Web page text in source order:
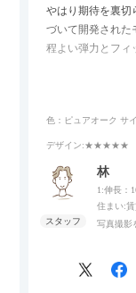
やはり期待を裏切
づいて開発された
程よい弾力とフィ
リラックスタイ
す。
色：ピュアオーク サ
デザイン:★★★★★
林
1:伸長：
住まい:
写真撮影